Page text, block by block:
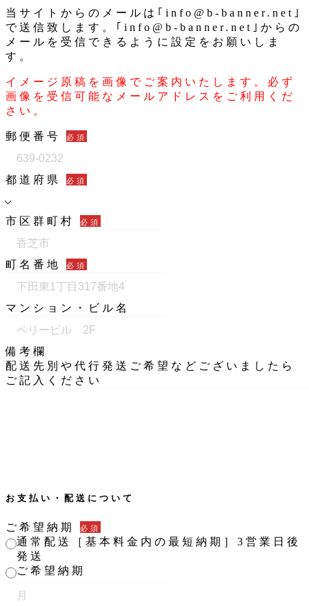
当サイトからのメールは｢info@b-banner.net｣
で送信致します。｢info@b-banner.net｣からの
メールを受信できるように設定をお願いしま
す。
イメージ原稿を画像でご案内いたします。必ず
画像を受信可能なメールアドレスをご利用くだ
さい。
郵便番号 必須
都道府県 必須
市区群町村 必須
町名番地 必須
マンション・ビル名
備考欄
配送先別や代行発送ご希望などございましたら
ご記入ください
お支払い・配送について
ご希望納期 必須
通常配送［基本料金内の最短納期］3営業日後
発送
ご希望納期